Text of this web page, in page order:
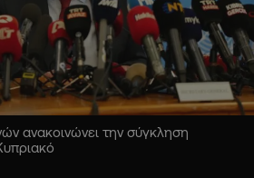
ανακοινώνει την σύγκληση